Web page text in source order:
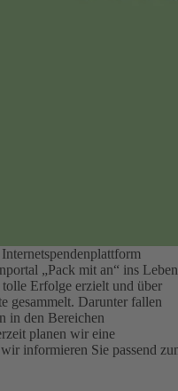
„Pack mit an“ ins Leben
Erfolge erzielt und über
gesammelt. Darunter fallen
in den Bereichen
planen wir eine
informieren Sie passend